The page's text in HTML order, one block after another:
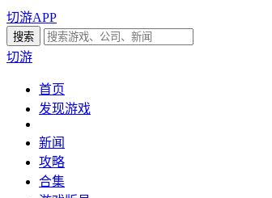
切游APP
切游
首页
发现游戏
新闻
攻略
合集